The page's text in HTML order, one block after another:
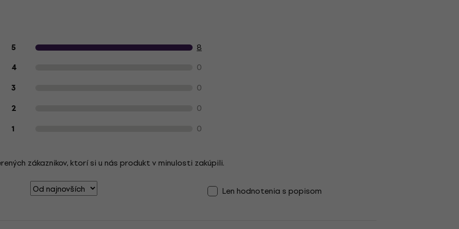
Hodnotenie produktu zákazníkmi
5 8
4 0
3 0
2 0
1 0
zákaznikov, ktorí si u nás produkt v minulosti zakúpili.
Len hodnotenia s popisom